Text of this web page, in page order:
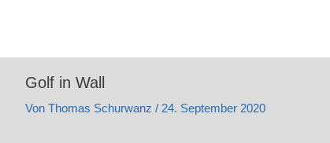
Golf in Wall
Von Thomas Schurwanz / 24. September 2020